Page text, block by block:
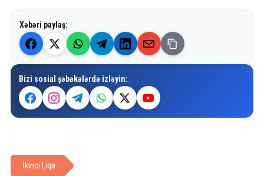
Xəbəri paylaş:
Bizi sosial şəbəkələrdə izləyin:
İkinci Liqa